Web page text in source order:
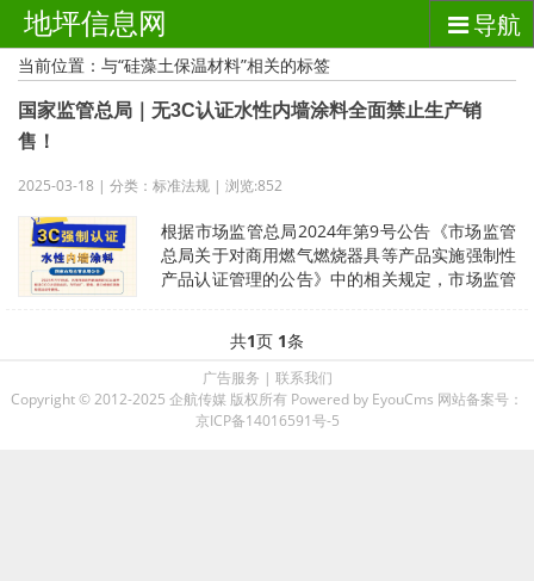
地坪信息网 导航
当前位置：与“硅藻土保温材料”相关的标签
国家监管总局｜无3C认证水性内墙涂料全面禁止生产销
售！
2025-03-18 | 分类：标准法规 | 浏览:852
根据市场监管总局2024年第9号公告《市场监管
总局关于对商用燃气燃烧器具等产品实施强制性
产品认证管理的公告》中的相关规定，市场监管
共1页 1条
广告服务 | 联系我们
Copyright © 2012-2025 企航传媒 版权所有 Powered by EyouCms 网站备案号：
京ICP备14016591号-5